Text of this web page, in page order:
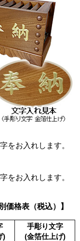
お入れします。
お入れします。
価格表（税込）】
)
手彫り文字
(金箔仕上げ)